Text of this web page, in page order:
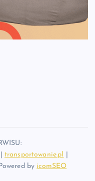
transportowanie.pl
by icomSEO